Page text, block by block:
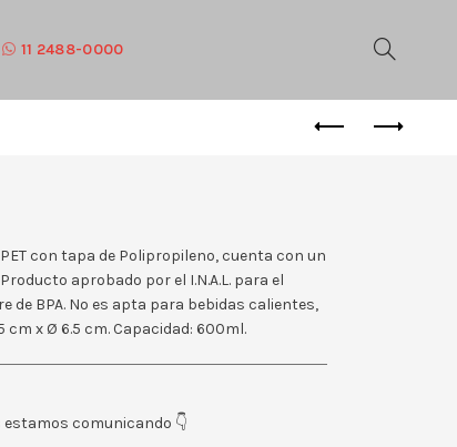
11 2488-0000
PET con tapa de Polipropileno, cuenta con un
aprobado por el I.N.A.L. para el
BPA. No es apta para bebidas calientes,
cm x Ø 6.5 cm. Capacidad: 600ml.
comunicando 👇